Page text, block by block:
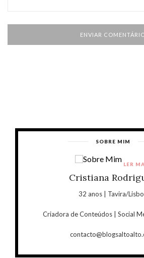
SOBRE MIM
Cristiana
32 anos | Tavira/
Criadora de Conteúdos | Social
LER